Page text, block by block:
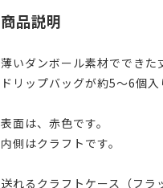
商品説明
薄いダンボール素材でできた
ドリップバッグが約5～6個入
表面は、赤色です。
内側はクラフトです。
送れるクラフトケース（フラ